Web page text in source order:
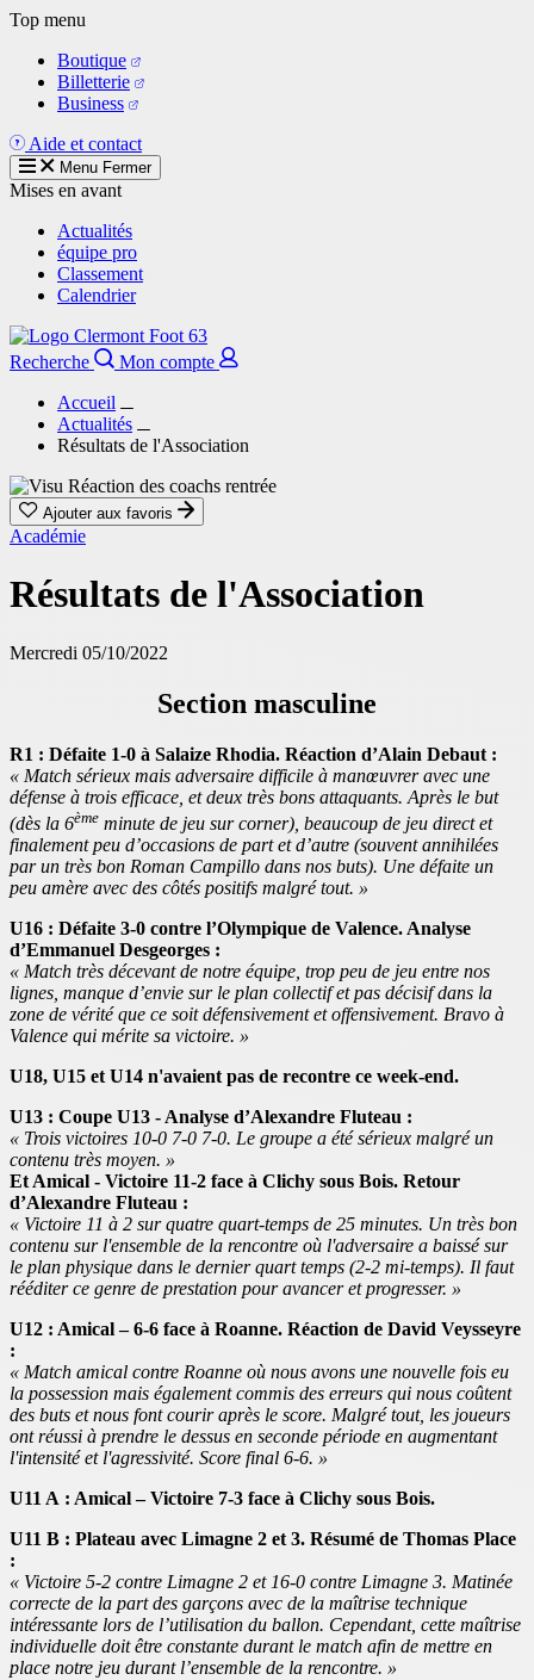
Aller
contenu
principal
Top menu
Boutique
Billetterie
Business
Aide et contact
Menu Fermer
Mises en avant
Actualités
équipe pro
Classement
Calendrier
Recherche
Mon compte
Accueil
Actualités
Résultats de l'Association
Ajouter aux favoris
Académie
Résultats de l'Association
Mercredi 05/10/2022
Section masculine
R1 : Défaite 1-0 à Salaize Rhodia. Réaction d’Alain Debaut :
« Match sérieux mais adversaire difficile à manœuvrer avec une
défense à trois efficace, et deux très bons attaquants. Après le but
(dès la 6ème minute de jeu sur corner), beaucoup de jeu direct et
finalement peu d’occasions de part et d’autre (souvent annihilées
par un très bon Roman Campillo dans nos buts). Une défaite un
peu amère avec des côtés positifs malgré tout. »
U16 : Défaite 3-0 contre l’Olympique de Valence. Analyse
d’Emmanuel Desgeorges :
« Match très décevant de notre équipe, trop peu de jeu entre nos
lignes, manque d’envie sur le plan collectif et pas décisif dans la
zone de vérité que ce soit défensivement et offensivement. Bravo à
Valence qui mérite sa victoire. »
U18, U15 et U14 n'avaient pas de recontre ce week-end.
U13 : Coupe U13 - Analyse d’Alexandre Fluteau :
« Trois victoires 10-0 7-0 7-0. Le groupe a été sérieux malgré un
contenu très moyen. »
Et Amical - Victoire 11-2 face à Clichy sous Bois. Retour
d’Alexandre Fluteau :
« Victoire 11 à 2 sur quatre quart-temps de 25 minutes. Un très bon
contenu sur l'ensemble de la rencontre où l'adversaire a baissé sur
le plan physique dans le dernier quart temps (2-2 mi-temps). Il faut
rééditer ce genre de prestation pour avancer et progresser. »
U12 : Amical – 6-6 face à Roanne. Réaction de David Veysseyre
:
« Match amical contre Roanne où nous avons une nouvelle fois eu
la possession mais également commis des erreurs qui nous coûtent
des buts et nous font courir après le score. Malgré tout, les joueurs
ont réussi à prendre le dessus en seconde période en augmentant
l'intensité et l'agressivité. Score final 6-6. »
U11 A : Amical – Victoire 7-3 face à Clichy sous Bois.
U11 B : Plateau avec Limagne 2 et 3. Résumé de Thomas Place
:
« Victoire 5-2 contre Limagne 2 et 16-0 contre Limagne 3. Matinée
correcte de la part des garçons avec de la maîtrise technique
intéressante lors de l’utilisation du ballon. Cependant, cette maîtrise
individuelle doit être constante durant le match afin de mettre en
place notre jeu durant l’ensemble de la rencontre. »